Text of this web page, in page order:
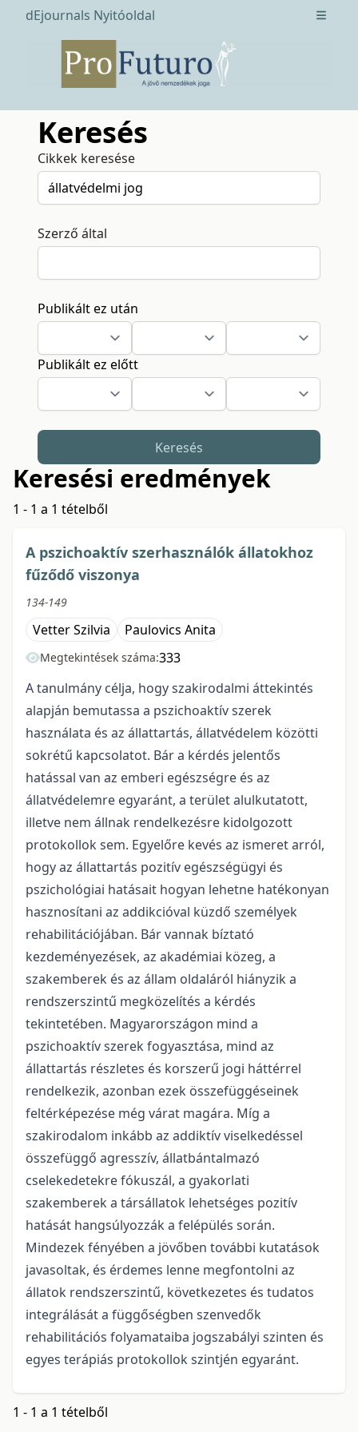
dEjournals Nyitóoldal Open
Keresés
Cikkek keresése
Szerző által
Publikált ez után
Publikált ez előtt
Keresés
Keresési eredmények
1 - 1 a 1 tételből
A pszichoaktív szerhasználók állatokhoz
fűződő viszonya
134-149
Vetter Szilvia Paulovics Anita
Megtekintések száma:333
A tanulmány célja, hogy szakirodalmi áttekintés
alapján bemutassa a pszichoaktív szerek
használata és az állattartás, állatvédelem közötti
sokrétű kapcsolatot. Bár a kérdés jelentős
hatással van az emberi egészségre és az
állatvédelemre egyaránt, a terület alulkutatott,
illetve nem állnak rendelkezésre kidolgozott
protokollok sem. Egyelőre kevés az ismeret arról,
hogy az állattartás pozitív egészségügyi és
pszichológiai hatásait hogyan lehetne hatékonyan
hasznosítani az addikcióval küzdő személyek
rehabilitációjában. Bár vannak bíztató
kezdeményezések, az akadémiai közeg, a
szakemberek és az állam oldaláról hiányzik a
rendszerszintű megközelítés a kérdés
tekintetében. Magyarországon mind a
pszichoaktív szerek fogyasztása, mind az
állattartás részletes és korszerű jogi háttérrel
rendelkezik, azonban ezek összefüggéseinek
feltérképezése még várat magára. Míg a
szakirodalom inkább az addiktív viselkedéssel
összefüggő agresszív, állatbántalmazó
cselekedetekre fókuszál, a gyakorlati
szakemberek a társállatok lehetséges pozitív
hatását hangsúlyozzák a felépülés során.
Mindezek fényében a jövőben további kutatások
javasoltak, és érdemes lenne megfontolni az
állatok rendszerszintű, következetes és tudatos
integrálását a függőségben szenvedők
rehabilitációs folyamataiba jogszabályi szinten és
egyes terápiás protokollok szintjén egyaránt.
1 - 1 a 1 tételből